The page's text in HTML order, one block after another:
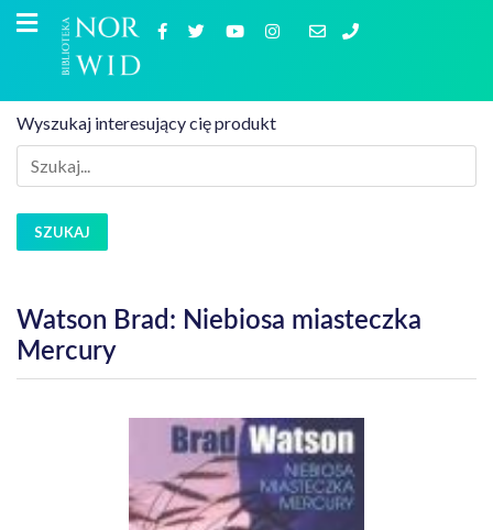
Wyszukaj interesujący cię produkt
SZUKAJ
Watson Brad: Niebiosa miasteczka
Mercury